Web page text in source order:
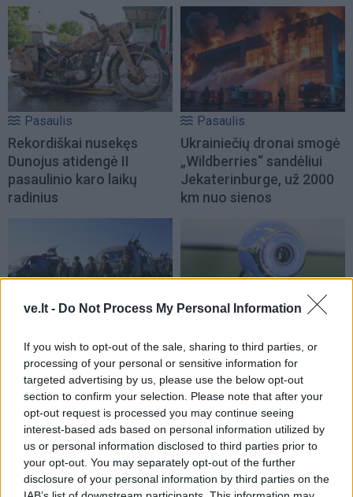
ve.lt - Do Not Process My Personal Information
If you wish to opt-out of the sale, sharing to third parties, or
processing of your personal or sensitive information for
targeted advertising by us, please use the below opt-out
section to confirm your selection. Please note that after your
opt-out request is processed you may continue seeing
interest-based ads based on personal information utilized by
us or personal information disclosed to third parties prior to
your opt-out. You may separately opt-out of the further
disclosure of your personal information by third parties on the
Pasaulis
Rekordiškai nusekęs
Dunojus atidengė II
pasaulinio karo laikų
radinius
Pasaulis
Ukrainiečių dronai smogė
„Wildberries“ sandėliui
Jekaterinburge, už 2000
km nuo sienos
Nauji ISW duomenys:
Rusija į kovą siunčia
Ukrainos karo belaisvius
„Slėptis jau per vėlu,
šunsnukiai“: ukrainietis
sudalyvavo Rusijos
gynybos vadų vaizdo
pokalbyje